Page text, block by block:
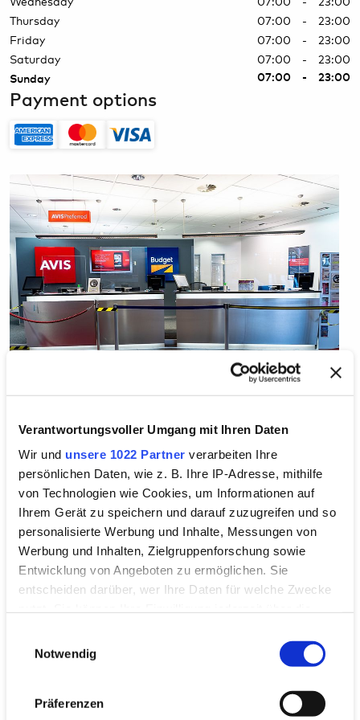
Verantwortungsvoller Umgang mit Ihren Daten
Wir und unsere 1022 Partner verarbeiten Ihre
persönlichen Daten, wie z. B. Ihre IP-Adresse, mithilfe
von Technologien wie Cookies, um Informationen auf
Ihrem Gerät zu speichern und darauf zuzugreifen und so
personalisierte Werbung und Inhalte, Messungen von
Werbung und Inhalten, Zielgruppenforschung sowie
Entwicklung von Angeboten zu ermöglichen. Sie
entscheiden darüber, wer Ihre Daten für welche Zwecke
Trigger Symbol ändern oder widerrufen
Informationen über Ihre geografische Lage
Notwendig
Präferenzen
Thursday
07:00 - 23:00
Friday
07:00 - 23:00
Saturday
07:00 - 23:00
Sunday 07:00 - 23:00
Payment options
Alongside its normal fleet of quality vehicles, Avis also
has the unique Avis Prestige Fleet, with various
exclusive Porsche models available - goosebumps
included! From a supermini to a delivery van, Budget
have whatever you need. Car return takes place in the
multi-storey vehicle rental car park, opposite the P5
multi-storey car park.
Contact
ham.hamburg@avis.de